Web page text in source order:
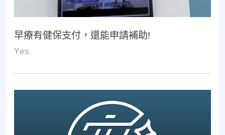
早療有健保支付，還能申請補助!
Yes